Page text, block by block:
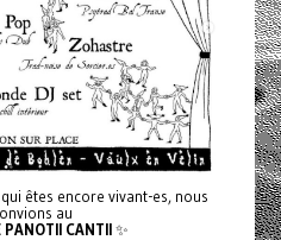
êtes encore vivant-es, nous
au
PANOTII CANTII✨